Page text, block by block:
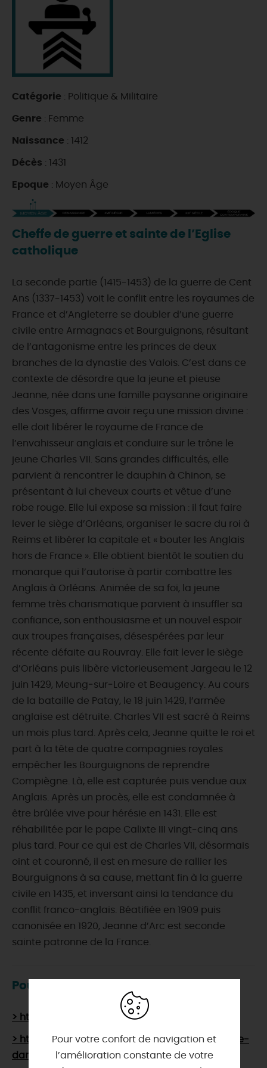
Catégorie : Politique & Militaire
Genre : Femme
Naissance : 1412
Décès : 1431
Epoque : Moyen Âge
Cheffe de guerre et sainte de l’Eglise
catholique
La seconde partie (1415-1453) de la guerre de Cent
Ans (1337-1453) voit le conflit entre les royaumes de
France et d’Angleterre se doubler d’une guerre
civile entre Armagnacs et Bourguignons, résultant
de l’antagonisme entre les princes de deux
branches de la dynastie des Valois. C’est dans ce
contexte de désordre que la jeune et pieuse
Jeanne, née dans une famille paysanne originaire
des Vosges, affirme avoir reçu une mission divine :
elle doit libérer le royaume de France de
l’envahisseur anglais et conduire sur le trône le
jeune Charles VII. Sans grandes difficultés, elle
parvient à rencontrer le dauphin à Chinon, se
présentant à lui cheveux courts et vêtue d’une
robe rouge. Elle lui expose sa mission : il faut faire
lever le siège d’Orléans, organiser le sacre du roi à
Reims et libérer la capitale et « bouter les Anglais
hors de France ». Elle obtient bientôt le soutien du
monarque qui l’autorise à partir combattre les
Anglais à Orléans. Animée de sa foi, la jeune
femme très charismatique parvient à insuffler sa
confiance, son enthousiasme et un nouvel espoir
aux troupes françaises, désespérées par leur
récente défaite au Rouvray. Elle fait lever le siège
d’Orléans puis libère victorieusement Jargeau le 12
juin 1429, Meung‑sur‑Loire et Beaugency. Au cours
de la bataille de Patay, le 18 juin 1429, l’armée
anglaise est détruite. Charles VII est sacré à Reims
un mois plus tard. Après cela, Jeanne quitte le roi et
part à la tête de quatre compagnies royales
empêcher les Bourguignons de reprendre
Compiègne. Là, elle est capturée puis vendue aux
Anglais. Après un procès, elle est condamnée à
être brûlée vive pour hérésie en 1431. Elle est
réhabilitée par le pape Calixte III vingt-cinq ans
plus tard. Pour ce qui est de Charles VII, désormais
oint et couronné, il est en mesure de rallier les
Bourguignons à sa cause, mettant fin à la guerre
civile en 1435, et inversant ainsi la tendance du
conflit franco-anglais. Béatifiée en 1909 puis
canonisée en 1920, Jeanne d’Arc est seconde
sainte patronne de la France.
Pour en savoir plus
> https://fr.wikipedia.org/wiki/Jeanne_d%27Arc
> https://www.histoire-france.net/moyen/jeanne-
darc
Pour votre confort de navigation et
l’amélioration constante de votre